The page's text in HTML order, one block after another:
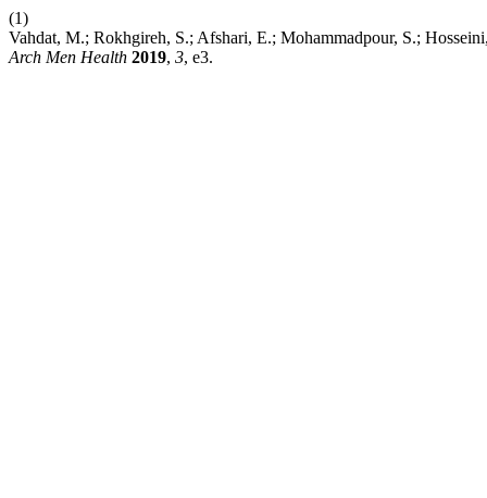
(1)
Vahdat, M.; Rokhgireh, S.; Afshari, E.; Mohammadpour, S.;
Arch Men Health 2019, 3, e3.